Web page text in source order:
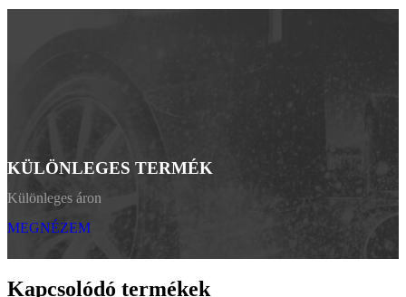
KÜLÖNLEGES TERMÉK
Különleges áron
MEGNÉZEM
Kapcsolódó termékek